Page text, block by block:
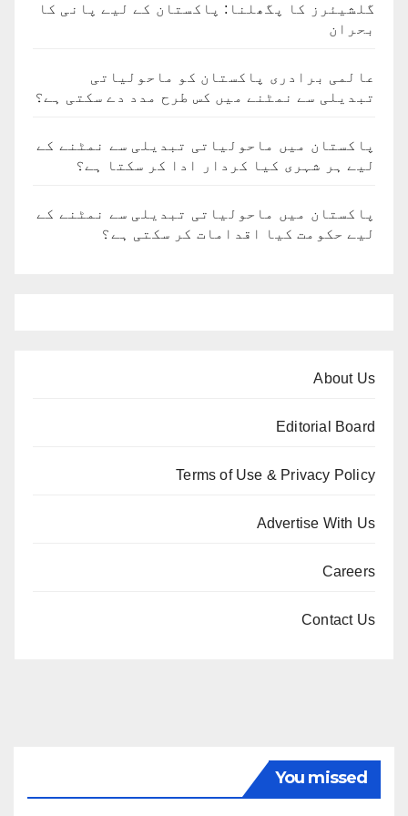
گلشیئرز کا پگھلنا: پاکستان کے لیے پانی کا
بحران
عالمی برادری پاکستان کو ماحولیاتی
تبدیلی سے نمٹنے میں کس طرح مدد دے سکتی ہے؟
پاکستان میں ماحولیاتی تبدیلی سے نمٹنے کے
لیے ہر شہری کیا کردار ادا کر سکتا ہے؟
پاکستان میں ماحولیاتی تبدیلی سے نمٹنے کے
لیے حکومت کیا اقدامات کر سکتی ہے؟
About Us
Editorial Board
Terms of Use & Privacy Policy
Advertise With Us
Careers
Contact Us
You missed